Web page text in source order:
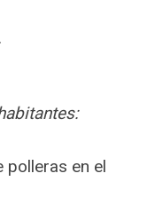
polleras en el